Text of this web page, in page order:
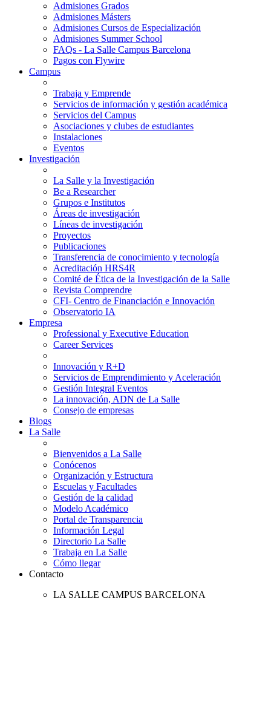
Admisiones Grados
Admisiones Másters
Admisiones Cursos de Especialización
Admisiones Summer School
FAQs - La Salle Campus Barcelona
Pagos con Flywire
Campus
Trabaja y Emprende
Servicios de información y gestión académica
Servicios del Campus
Asociaciones y clubes de estudiantes
Instalaciones
Eventos
Investigación
La Salle y la Investigación
Be a Researcher
Grupos e Institutos
Áreas de investigación
Líneas de investigación
Proyectos
Publicaciones
Transferencia de conocimiento y tecnología
Acreditación HRS4R
Comité de Ética de la Investigación de la Salle
Revista Comprendre
CFI- Centro de Financiación e Innovación
Observatorio IA
Empresa
Professional y Executive Education
Career Services
Innovación y R+D
Servicios de Emprendimiento y Aceleración
Gestión Integral Eventos
La innovación, ADN de La Salle
Consejo de empresas
Blogs
La Salle
Bienvenidos a La Salle
Conócenos
Organización y Estructura
Escuelas y Facultades
Gestión de la calidad
Modelo Académico
Portal de Transparencia
Información Legal
Directorio La Salle
Trabaja en La Salle
Cómo llegar
Contacto
LA SALLE CAMPUS BARCELONA